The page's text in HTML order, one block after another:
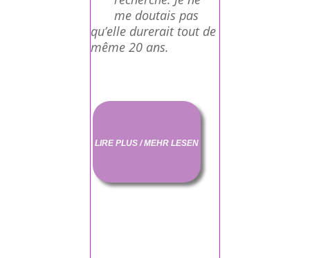
me doutais pas
qu’elle durerait tout de
même 20 ans.
LIRE PLUS / MEHR LESEN